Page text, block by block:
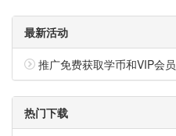
最新活动
推广免费获取学币和VIP会员
热门下载